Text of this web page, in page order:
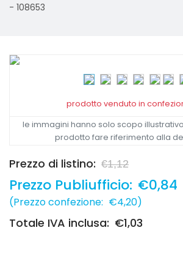
- 108653
prodotto venduto in
le immagini hanno solo scopo
prodotto fare riferimento alla
Prezzo di listino: €1,12
Prezzo Publiufficio: €0,84
(Prezzo confezione: €4,20)
Totale IVA inclusa: €1,03